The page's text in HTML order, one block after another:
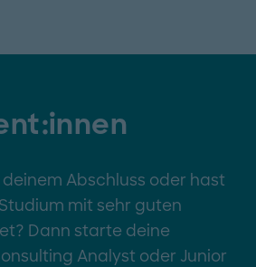
Abschluss oder hast
mit sehr guten
Dann starte deine
Analyst oder Junior